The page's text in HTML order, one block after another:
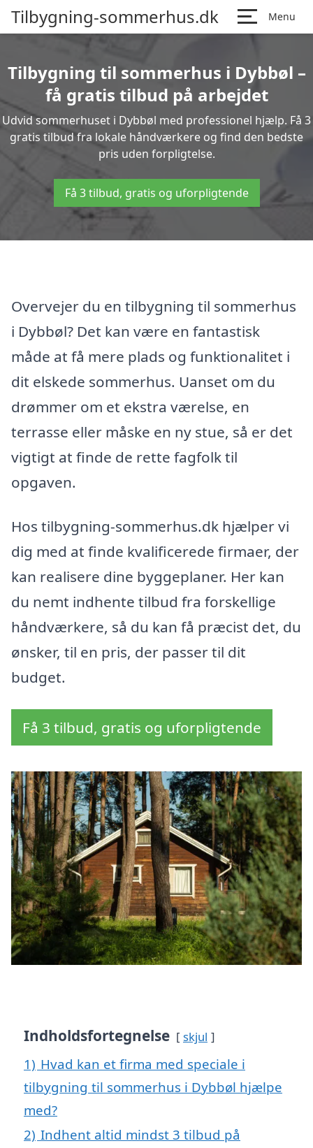
Tilbygning-sommerhus.dk Menu
Tilbygning til sommerhus i Dybbøl –
få gratis tilbud på arbejdet
Udvid sommerhuset i Dybbøl med professionel hjælp. Få 3
gratis tilbud fra lokale håndværkere og find den bedste
pris uden forpligtelse.
Få 3 tilbud, gratis og uforpligtende
Overvejer du en tilbygning til sommerhus
i Dybbøl? Det kan være en fantastisk
måde at få mere plads og funktionalitet i
dit elskede sommerhus. Uanset om du
drømmer om et ekstra værelse, en
terrasse eller måske en ny stue, så er det
vigtigt at finde de rette fagfolk til
opgaven.
Hos tilbygning-sommerhus.dk hjælper vi
dig med at finde kvalificerede firmaer, der
kan realisere dine byggeplaner. Her kan
du nemt indhente tilbud fra forskellige
håndværkere, så du kan få præcist det, du
ønsker, til en pris, der passer til dit
budget.
Få 3 tilbud, gratis og uforpligtende
Indholdsfortegnelse skjul
1) Hvad kan et firma med speciale i
tilbygning til sommerhus i Dybbøl hjælpe
med?
2) Indhent altid mindst 3 tilbud på